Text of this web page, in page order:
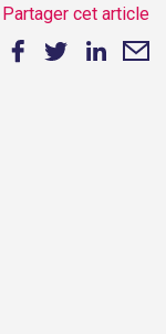
Partager cet article